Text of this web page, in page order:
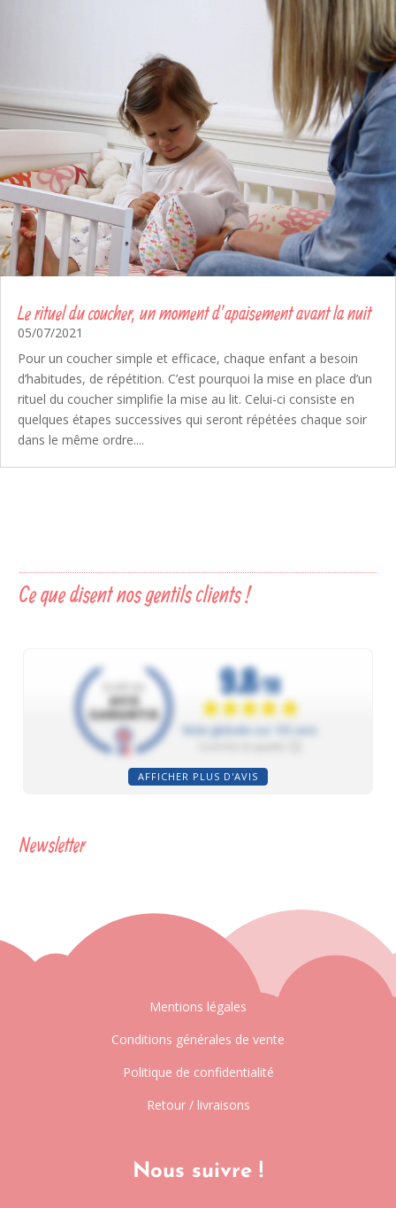
Le rituel du coucher, un moment d’apaisement avant la nuit
05/07/2021
Pour un coucher simple et efficace, chaque enfant a besoin
d’habitudes, de répétition. C’est pourquoi la mise en place d’un
rituel du coucher simplifie la mise au lit. Celui-ci consiste en
quelques étapes successives qui seront répétées chaque soir
dans le même ordre....
Ce que disent nos gentils clients !
AFFICHER PLUS D'AVIS
Newsletter
Mentions légales
Conditions générales de vente
Politique de confidentialité
Retour / livraisons
Nous suivre !